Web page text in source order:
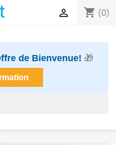
shopping_cart (0)

de Bienvenue! 🎁